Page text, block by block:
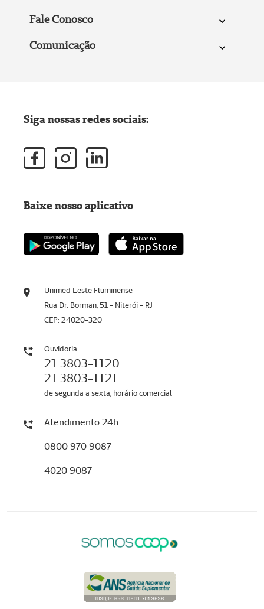
Fale Conosco
Comunicação
Unimed Leste Fluminense
Rua Dr. Borman, 51 - Niterói - RJ
CEP: 24020-320
Ouvidoria
21 3803-1120
21 3803-1121
de segunda a sexta, horário comercial
Atendimento 24h
0800 970 9087
4020 9087
Siga nossas redes sociais:
Baixe nosso aplicativo